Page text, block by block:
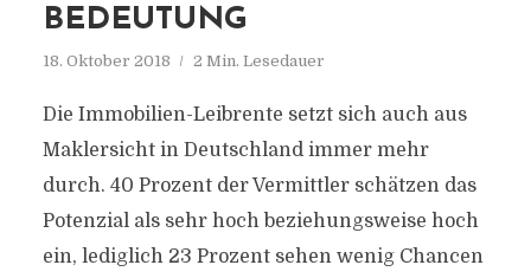
BEDEUTUNG
18. Oktober 2018 2 Min. Lesedauer
Die Immobilien-Leibrente setzt sich auch aus
Maklersicht in Deutschland immer mehr
durch. 40 Prozent der Vermittler schätzen das
Potenzial als sehr hoch beziehungsweise hoch
ein, lediglich 23 Prozent sehen wenig Chancen